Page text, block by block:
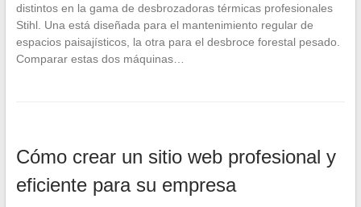
distintos en la gama de desbrozadoras térmicas profesionales
Stihl. Una está diseñada para el mantenimiento regular de
espacios paisajísticos, la otra para el desbroce forestal pesado.
Comparar estas dos máquinas…
Cómo crear un sitio web profesional y
eficiente para su empresa